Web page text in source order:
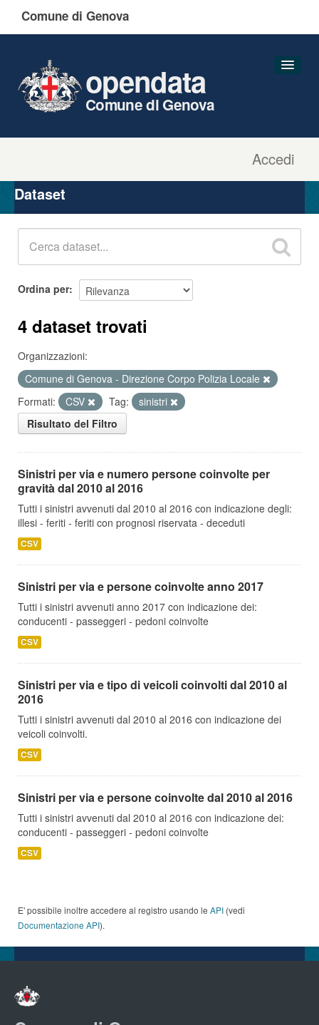
Comune di Genova
Accedi
opendata
Comune di Genova
Organizzazioni
Gruppi
Dataset
Ordina per
4 dataset trovati
Organizzazioni:
Comune di Genova - Direzione Corpo Polizia Locale
Formati:
CSV Tag:
sinistri
Risultato del Filtro
Sinistri per via e numero persone coinvolte per
gravità dal 2010 al 2016
Tutti i sinistri avvenuti dal 2010 al 2016 con indicazione degli:
illesi - feriti - feriti con prognosi riservata - deceduti
CSV
Sinistri per via e persone coinvolte anno 2017
Tutti i sinistri avvenuti anno 2017 con indicazione dei:
conducenti - passeggeri - pedoni coinvolte
CSV
Sinistri per via e tipo di veicoli coinvolti dal 2010 al
2016
Tutti i sinistri avvenuti dal 2010 al 2016 con indicazione dei
veicoli coinvolti.
CSV
Sinistri per via e persone coinvolte dal 2010 al 2016
Tutti i sinistri avvenuti dal 2010 al 2016 con indicazione dei:
conducenti - passeggeri - pedoni coinvolte
CSV
E' possibile inoltre accedere al registro usando le API (vedi
Documentazione API).